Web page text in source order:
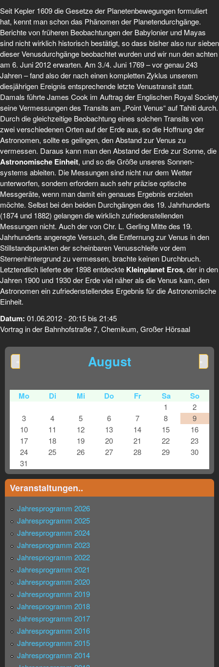
Seit Kepler 1609 die Gesetze der Planetenbewegungen formuliert
hat, kennt man schon das Phänomen der Planetendurchgänge.
Berichte von früheren Beobachtungen der Babylonier und Mayas
sind nicht wirklich historisch bestätigt, so dass bisher also nur sieben
dieser Venusdurchgänge beobachtet wurden und wir nun den achten
am 6. Juni 2012 erwarten. Am 3./4. Juni 1769 – vor genau 243
Jahren – fand also der nach einen kompletten Zyklus unserem
diesjährigen Ereignis entsprechende letzte Venustransit statt.
Damals führte James Cook im Auftrag der Englischen Royal So­ciety
seine Vermessungen des Transits am „Point Venus“ auf Tahiti durch.
Durch die gleichzeitige Beob­achtung eines solchen Transits von
zwei verschiedenen Orten auf der Erde aus, so die Hoffnung der
Astro­nomen, sollte es gelingen, den Abstand zur Venus zu
vermessen. Daraus kann man den Abstand der Erde zur Sonne, die
Astronomische Einheit, und so die Größe unseres Sonnen­
systems ableiten. Die Messungen sind nicht nur dem Wetter
unterworfen, sondern erfordern auch sehr präzise optische
Messgeräte, wenn man damit ein genaues Ergebnis erzielen
möchte. Selbst bei den beiden Durchgängen des 19. Jahrhunderts
(1874 und 1882) gelangen die wirklich zufriedenstellenden
Messungen nicht. Auch der von Chr. L. Gerling Mitte des 19.
Jahrhunderts angeregte Versuch, die Entfernung zur Venus in den
Stillstands­punkten der scheinbaren Venusschleife vor dem
Sternenhintergrund zu vermessen, brachte keinen Durchbruch.
Letztendlich lieferte der 1898 entdeckte Kleinplanet Eros, der in den
Jahren 1900 und 1930 der Erde viel näher als die Venus kam, den
Astronomen ein zufriedenstellendes Ergebnis für die Astronomische
Einheit.
Datum: 01.06.2012 -20:15bis 21:45
Vortrag in der Bahnhofstraße 7, Chemikum, Großer Hörsaal
August
« »
Mo Di Mi Do Fr Sa So
1
2
3
4 5 6 7 8
9
10
11 12 13 14 15
16
17
18 19 20 21 22
23
24
25 26 27 28 29
30
31
Veranstaltungen..
Jahresprogramm 2026
Jahresprogramm 2025
Jahresprogramm 2024
Jahresprogramm 2023
Jahresprogramm 2022
Jahresprogramm 2021
Jahresprogramm 2020
Jahresprogramm 2019
Jahresprogramm 2018
Jahresprogramm 2017
Jahresprogramm 2016
Jahresprogramm 2015
Jahresprogramm 2014